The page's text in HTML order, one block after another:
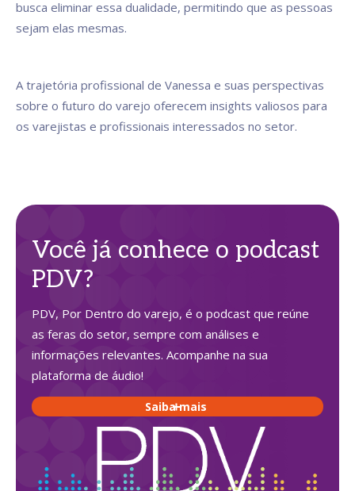
busca eliminar essa dualidade, permitindo que as pessoas
sejam elas mesmas.
A trajetória profissional de Vanessa e suas perspectivas
sobre o futuro do varejo oferecem insights valiosos para
os varejistas e profissionais interessados no setor.
Você já conhece o podcast
PDV?
PDV, Por Dentro do varejo, é o podcast que reúne
as feras do setor, sempre com análises e
informações relevantes. Acompanhe na sua
plataforma de áudio!
Saiba mais